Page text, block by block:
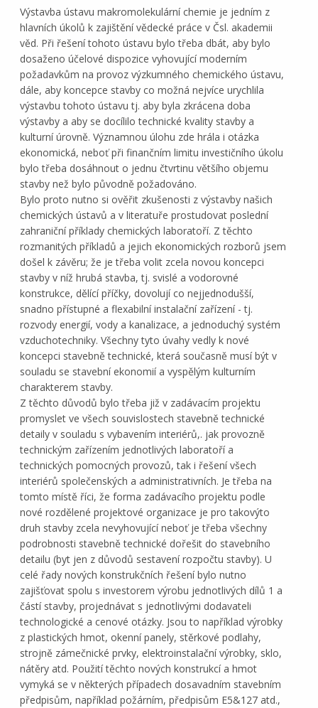
Výstavba ústavu makromolekulární chemie je jedním z
hlavních úkolů k zajištění vědecké práce v Čsl. akademii
věd. Při řešení tohoto ústavu bylo třeba dbát, aby bylo
dosaženo účelové dispozice vyhovující moderním
požadavkům na provoz výzkumného chemického ústavu,
dále, aby koncepce stavby co možná nejvíce urychlila
výstavbu tohoto ústavu tj. aby byla zkrácena doba
výstavby a aby se docílilo technické kvality stavby a
kulturní úrovně. Významnou úlohu zde hrála i otázka
ekonomická, neboť při finančním limitu investičního úkolu
bylo třeba dosáhnout o jednu čtvrtinu většího objemu
stavby než bylo původně požadováno.
Bylo proto nutno si ověřit zkušenosti z výstavby našich
chemických ústavů a v literatuře prostudovat poslední
zahraniční příklady chemických laboratoří. Z těchto
rozmanitých příkladů a jejich ekonomických rozborů jsem
došel k závěru; že je třeba volit zcela novou koncepci
stavby v níž hrubá stavba, tj. svislé a vodorovné
konstrukce, dělící příčky, dovolují co nejjednodušší,
snadno přístupné a flexabilní instalační zařízení - tj.
rozvody energií, vody a kanalizace, a jednoduchý systém
vzduchotechniky. Všechny tyto úvahy vedly k nové
koncepci stavebně technické, která současně musí být v
souladu se stavební ekonomií a vyspělým kulturním
charakterem stavby.
Z těchto důvodů bylo třeba již v zadávacím projektu
promyslet ve všech souvislostech stavebně technické
detaily v souladu s vybavením interiérů,. jak provozně
technickým zařízením jednotlivých laboratoří a
technických pomocných provozů, tak i řešení všech
interiérů společenských a administrativních. Je třeba na
tomto místě říci, že forma zadávacího projektu podle
nové rozdělené projektové organizace je pro takovýto
druh stavby zcela nevyhovující neboť je třeba všechny
podrobnosti stavebně technické dořešit do stavebního
detailu (byt jen z důvodů sestavení rozpočtu stavby). U
celé řady nových konstrukčních řešení bylo nutno
zajišťovat spolu s investorem výrobu jednotlivých dílů 1 a
částí stavby, projednávat s jednotlivými dodavateli
technologické a cenové otázky. Jsou to například výrobky
z plastických hmot, okenní panely, stěrkové podlahy,
strojně zámečnické prvky, elektroinstalační výrobky, sklo,
nátěry atd. Použití těchto nových konstrukcí a hmot
vymyká se v některých případech dosavadním stavebním
předpisům, například požárním, předpisům E5&127 atd.,